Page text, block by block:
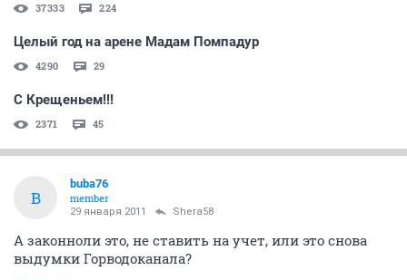
37333 224
Целый год на арене Мадам Помпадур
4290 29
С Крещеньем!!!
2371 45
B
buba76
member
29 января 2011 Shera58
А законноли это, не ставить на учет, или это снова
выдумки Горводоканала?